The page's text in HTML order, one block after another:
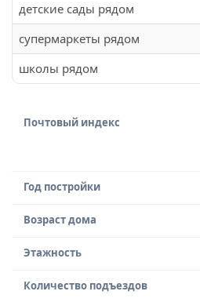
детские сады рядом
супермаркеты рядом
школы рядом
Почтовый индекс
Год постройки
Возраст дома
Этажность
Количество подъездов